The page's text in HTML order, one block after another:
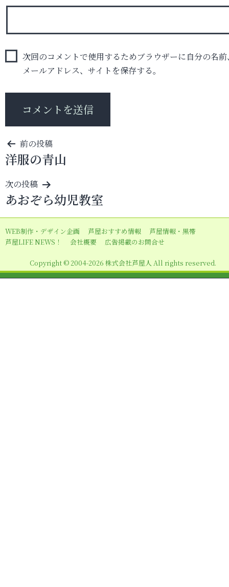
次回のコメントで使用するためブラウザーに自分の名前
メールアドレス、サイトを保存する。
投
稿
ナ
ビ
ゲ
ー
シ
ン
前の投稿
洋服の青山
次の投稿
あおぞら幼児教室
WEB制作・デザイン企画 芦屋おすすめ情報
芦屋情報・黒帯
芦屋LIFE NEWS！
会社概要 広告掲載のお問合せ
Copyright © 2004-2026 株式会社芦屋人 All rights reserved.